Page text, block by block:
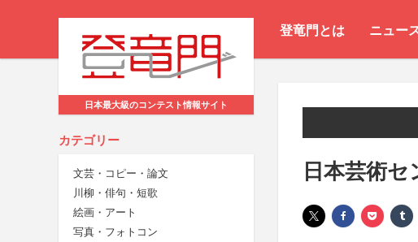
登竜門とは ニュー
日本最大級のコンテスト情報サイト
カテゴリー
文芸・コピー・論文
川柳・俳句・短歌
絵画・アート
写真・フォトコン
日本芸術